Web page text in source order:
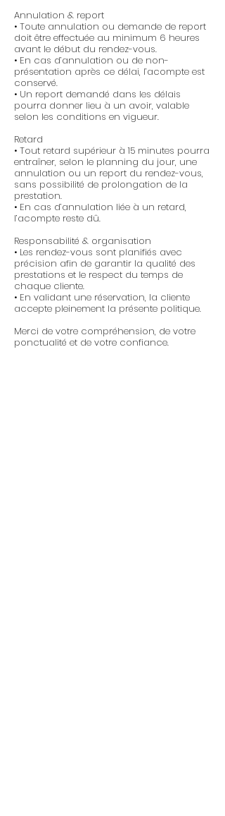
Annulation & report
• Toute annulation ou demande de report
doit être effectuée au minimum 6 heures
avant le début du rendez-vous.
• En cas d’annulation ou de non-
présentation après ce délai, l’acompte est
conservé.
• Un report demandé dans les délais
pourra donner lieu à un avoir, valable
selon les conditions en vigueur.
Retard
• Tout retard supérieur à 15 minutes pourra
entraîner, selon le planning du jour, une
annulation ou un report du rendez-vous,
sans possibilité de prolongation de la
prestation.
• En cas d’annulation liée à un retard,
l’acompte reste dû.
Responsabilité & organisation
• Les rendez-vous sont planifiés avec
précision afin de garantir la qualité des
prestations et le respect du temps de
chaque cliente.
• En validant une réservation, la cliente
accepte pleinement la présente politique.
Merci de votre compréhension, de votre
ponctualité et de votre confiance.